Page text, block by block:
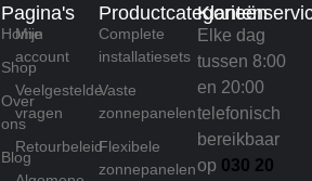
Pagina's
Home
Shop
Over
ons
Blog
Mijn
account
Veelgestelde
vragen
Retourbeleid
Productcategorieën
Complete
installatiesets
Vaste
zonnepanelen
Flexibele
zonnepanelen
Elke dag
tussen 8:00
en 20:00
telefonisch
bereikbaar
op 030 20